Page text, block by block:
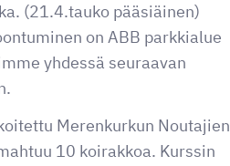
(21.4.tauko pääsiäinen)
on ABB parkkialue
yhdessä seuraavan
Merenkurkun Noutajien
10 koirakkoa. Kurssin